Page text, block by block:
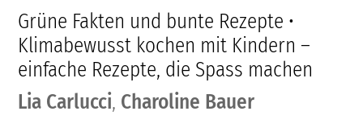
Grüne Fakten und bunte Rezepte •
Klimabewusst kochen mit Kindern –
einfache Rezepte, die Spass machen
Lia Carlucci, Charoline Bauer